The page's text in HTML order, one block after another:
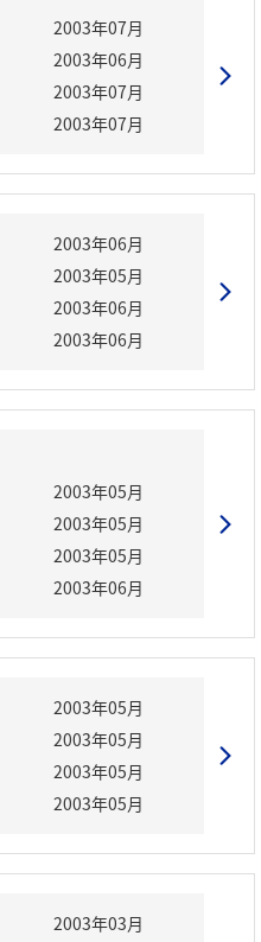
2003年07月
2003年06月
2003年07月
2003年07月
2003年06月
2003年05月
2003年06月
2003年06月
2003年05月
2003年05月
2003年05月
2003年06月
2003年05月
2003年05月
2003年05月
2003年05月
2003年03月